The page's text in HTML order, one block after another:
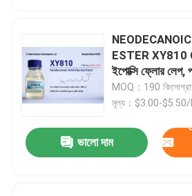
ESTER
ইপোক্সি ফ্লোর লেপ,
রেসিনের মধ্যে দ্রাবক
MOQ：190
মূল্য：$3.00-
ভালো দাম